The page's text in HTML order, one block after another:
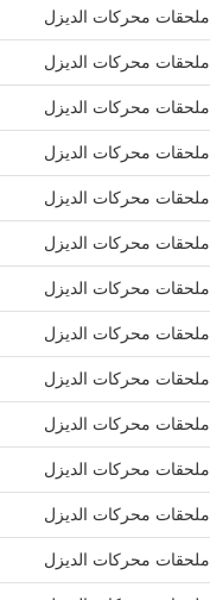
ملحقات محركات الديزل
ملحقات محركات الديزل
ملحقات محركات الديزل
ملحقات محركات الديزل
ملحقات محركات الديزل
ملحقات محركات الديزل
ملحقات محركات الديزل
ملحقات محركات الديزل
ملحقات محركات الديزل
ملحقات محركات الديزل
ملحقات محركات الديزل
ملحقات محركات الديزل
ملحقات محركات الديزل